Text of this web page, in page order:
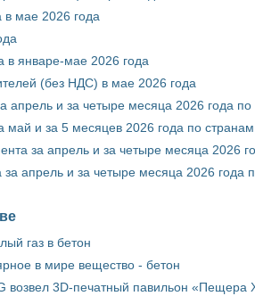
мае 2026 года
в январе-мае 2026 года
(без НДС) в мае 2026 года
апрель и за четыре месяца 2026 года по
май и за 5 месяцев 2026 года по странам
за апрель и за четыре месяца 2026
апрель и за четыре месяца 2026 года
газ в бетон
в мире вещество - бетон
возвел 3D-печатный павильон «Пещера